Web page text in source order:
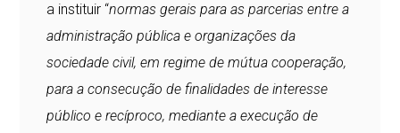
a instituir “normas gerais para as parcerias entre a
administração pública e organizações da
sociedade civil, em regime de mútua cooperação,
para a consecução de finalidades de interesse
público e recíproco, mediante a execução de